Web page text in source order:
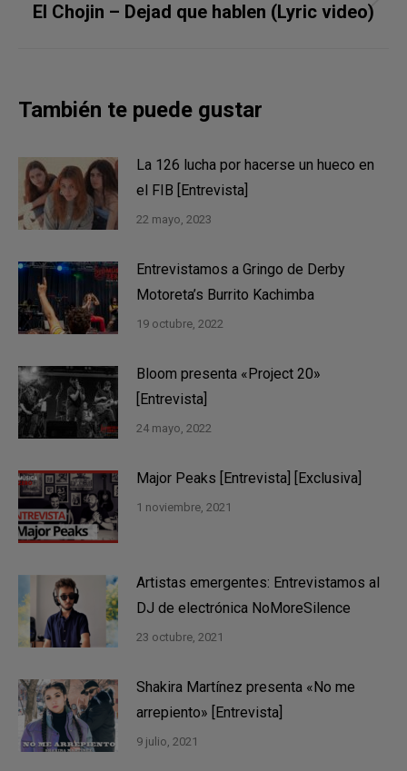
Publicación
El Chojin – Dejad que hablen (Lyric video)
También te puede gustar
La 126 lucha por hacerse un hueco en
el FIB [Entrevista]
22 mayo, 2023
Entrevistamos a Gringo de Derby
Motoreta’s Burrito Kachimba
19 octubre, 2022
Bloom presenta «Project 20»
[Entrevista]
24 mayo, 2022
Major Peaks [Entrevista] [Exclusiva]
1 noviembre, 2021
Artistas emergentes: Entrevistamos al
DJ de electrónica NoMoreSilence
23 octubre, 2021
Shakira Martínez presenta «No me
arrepiento» [Entrevista]
9 julio, 2021